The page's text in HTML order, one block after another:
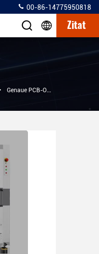
00-86-14775950818
Zitat
Genaue PCB-Optikprüfmaschine Automatische AOI-Ausrüstung